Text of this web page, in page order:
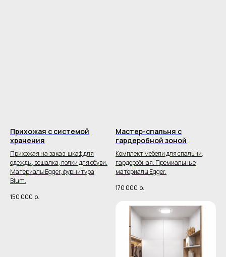
Прихожая с системой
хранения
Прихожая на заказ: шкаф для
одежды, вешалка, полки для обуви.
Материалы Egger, фурнитура
Blum.
150 000 р.
Мастер-спальня с
гардеробной зоной
Комплект мебели для спальни,
гардеробная. Премиальные
материалы Egger.
170 000 р.